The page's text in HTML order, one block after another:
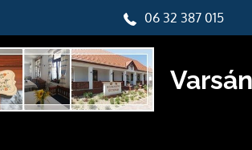
06 32 387 015